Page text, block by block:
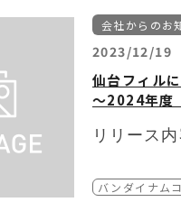
対策として
申し込みは
ます。（受
https://
・「ケロロ軍
・「後宮の烏
・「最響カミ
・「TIGER
・「ドリフェ
・「バトルス
・「フラ・フ
会社からのお
2023/12/19
仙台フィル
～2024年度
リリース
バンダイナム